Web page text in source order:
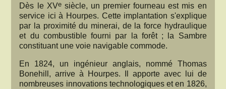
Dès le XVesiècle, un premier fourneau est mis en
service ici à Hourpes. Cette implantation s'explique
par la proximité du minerai, de la force hydraulique
et du combustible fourni par la forêt ; la Sambre
constituant une voie navigable commode.
En 1824, un ingénieur anglais, nommé Thomas
Bonehill, arrive à Hourpes. Il apporte avec lui de
nombreuses innovations technologiques et en 1826,